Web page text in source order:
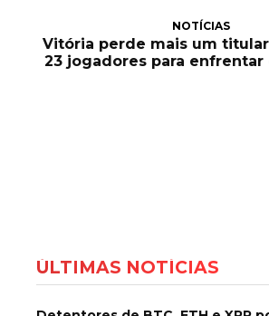
NOTÍCIAS
Vitória perde mais um
23 jogadores para enfrentar
ÚLTIMAS NOTÍCIAS